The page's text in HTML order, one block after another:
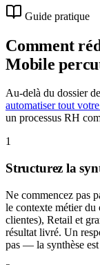
Guide pratique
Comment
Mobile
Au-delà du dossier
automatiser tout
un processus RH
1
Structurez la
Ne commencez pas
le contexte métier du
clientes), Retail et
résultat livré. Un
pas — la synthèse